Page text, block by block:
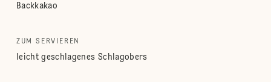
Backkakao
ZUM SERVIEREN
leicht geschlagenes Schlagobers